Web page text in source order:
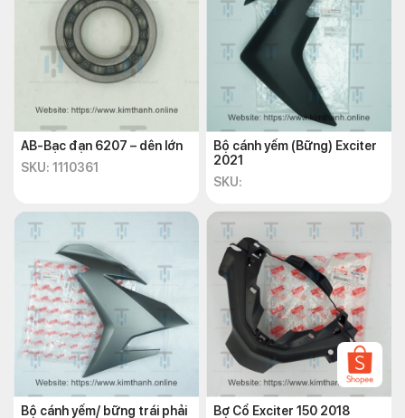
AB-Bạc đạn 6207 – dên lớn
SKU: 1110361
Bộ cánh yếm (Bững) Exciter
2021
SKU:
Bộ cánh yếm/ bững trái phải
Bợ Cổ Exciter 150 2018